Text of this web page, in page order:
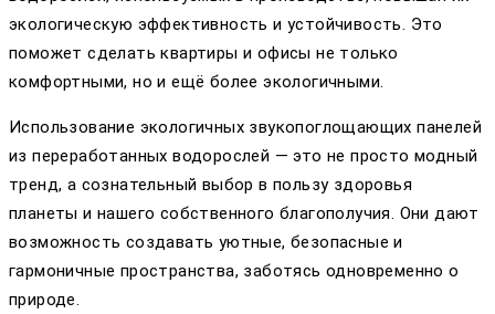
экологическую эффективность и устойчивость. Это
поможет сделать квартиры и офисы не только
комфортными, но и ещё более экологичными.
Использование экологичных звукопоглощающих панелей
из переработанных водорослей — это не просто модный
тренд, а сознательный выбор в пользу здоровья
планеты и нашего собственного благополучия. Они дают
возможность создавать уютные, безопасные и
гармоничные пространства, заботясь одновременно о
природе.